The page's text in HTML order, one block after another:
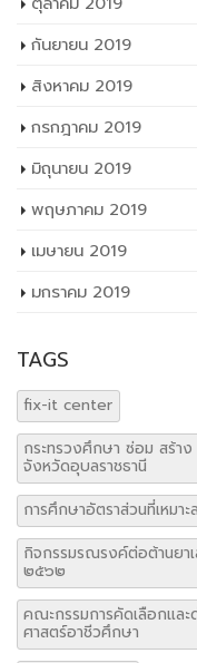
กันยายน 2019
สิงหาคม 2019
กรกฎาคม 2019
มิถุนายน 2019
พฤษภาคม 2019
เมษายน 2019
มกราคม 2019
TAGS
fix-it center
กระทรวงศึกษา ซ่อม สร้า
จังหวัดอุบลราชธานี
การศึกษาอัตราส่วนที่เหมา
กิจกรรมรณรงค์ต่อต้านยา
๒๕๖๒
คณะกรรมการคัดเลือกและ
ศาสตร์อาชีวศึกษา